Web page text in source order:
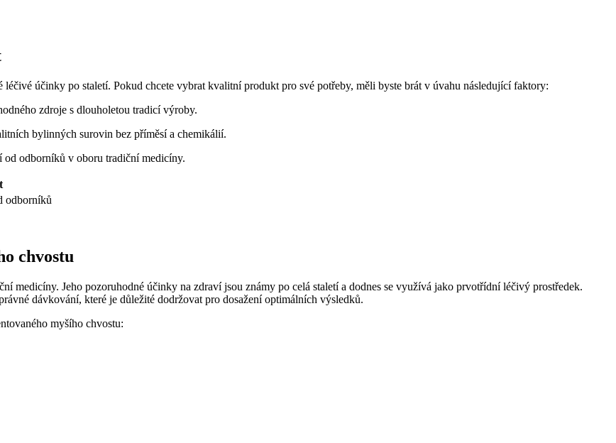
účinky po staletí. Pokud chcete vybrat kvalitní produkt pro své potřeby, měli byste brát v úvahu následující faktory:
zdroje s dlouholetou tradicí výroby.
bylinných surovin bez příměsí a chemikálií.
od odborníků v oboru tradiční medicíny.
odborníků
chvostu
medicíny. Jeho pozoruhodné účinky na zdraví jsou známy po celá staletí a dodnes se využívá jako prvotřídní léčivý prostředek.
dávkování, které je důležité dodržovat pro dosažení optimálních výsledků.
myšího chvostu: